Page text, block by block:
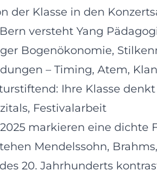
der Klasse in den
versteht Yang
Bogenökonomie,
– Timing, Atem,
Ihre Klasse
Festivalarbeit
markieren eine
Mendelssohn,
20. Jahrhunderts